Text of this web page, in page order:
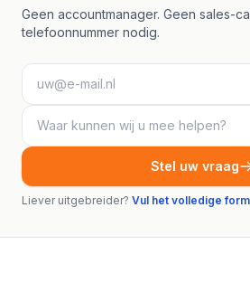
Geen accountmanager. Geen sales-
telefoonnummer nodig.
Stel uw vraag
Liever uitgebreider? Vul het volledige